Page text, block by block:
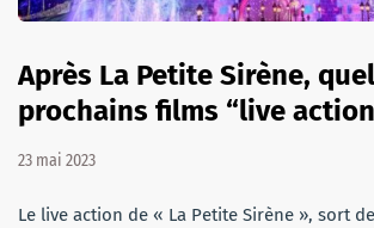
Après La Petite Sirène,
prochains films “live
23 mai 2023
Le live action de « La Petite Sirène », sort